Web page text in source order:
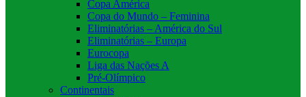
Copa América
Copa do Mundo – Feminina
Eliminatórias – América do Sul
Eliminatórias – Europa
Eurocopa
Liga das Nações A
Pré-Olímpico
Continentais